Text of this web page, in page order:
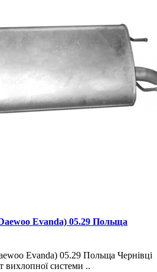
Evanda) 05.29 Польща
Evanda) 05.29 Польща Чернівці
вихлопної системи ..